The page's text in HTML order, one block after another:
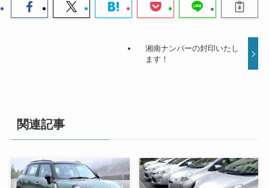
湘南ナンバーの封印いたし
ます！
関連記事